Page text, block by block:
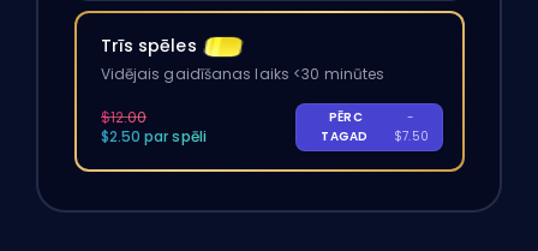
Trīs spēles
Vidējais gaidīšanas laiks <30 minūtes
$12.00
$2.50 par spēli
PĒRC
TAGAD
-
$7.50